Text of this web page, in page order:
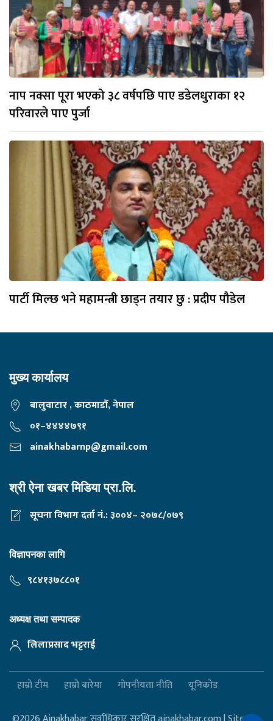
नाप नक्सा पूरा भएको ३८ वर्षपछि पाए डडेलधुराका १२
परिवारले पाए पुर्जा
पार्टी मिल्छ भने महामन्त्री छाड्न तयार छु : प्रदीप पौडेल
मुख्य कार्यालय
बालुवाटार , काठमाडौं, नेपाल
०१–४४४४७९१
ainakhabarnp@gmail.com
श्री ऐना खबर मिडिया प्रा.लि.
सूचना विभाग दर्ता नं.: ३००४– २०७८/०७९
विज्ञापनका लागि
९८४१३७८८०१
अध्यक्ष तथा सम्पादक
लिलाप्रसाद भट्टराई
हाम्रो टीम हाम्रो बारेमा गोपनीयता नीति यूनिकोड